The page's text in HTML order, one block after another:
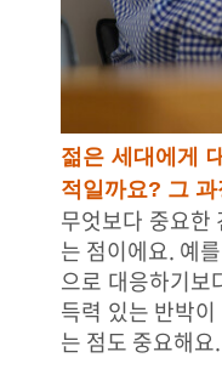
젊은 세대에게
적일까요? 그
무엇보다 중요한
는 점이에요. 예
으로 대응하기
득력 있는 반박
는 점도 중요해요.